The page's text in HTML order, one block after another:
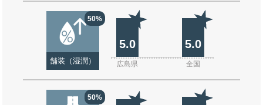
50%
舗装（湿潤）
5.0 5.0
広島県 全国
50%